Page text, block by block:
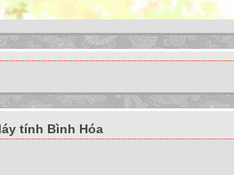
tính Bình Hóa